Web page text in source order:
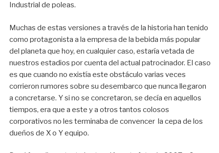
Industrial de poleas.
Muchas de estas versiones a través de la historia han tenido
como protagonista a la empresa de la bebida más popular
del planeta que hoy, en cualquier caso, estaría vetada de
nuestros estadios por cuenta del actual patrocinador. El caso
es que cuando no existía este obstáculo varias veces
corrieron rumores sobre su desembarco que nunca llegaron
a concretarse. Y si no se concretaron, se decía en aquellos
tiempos, era que a este y a otros tantos colosos
corporativos no les terminaba de convencer la cepa de los
dueños de X o Y equipo.